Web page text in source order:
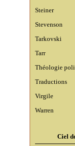
Steiner
Stevenson
Tarkovski
Tarr
Théologie
Traductions
Virgile
Warren
Ciel